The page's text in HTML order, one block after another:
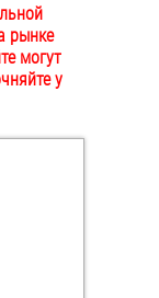
рынке
могут
у